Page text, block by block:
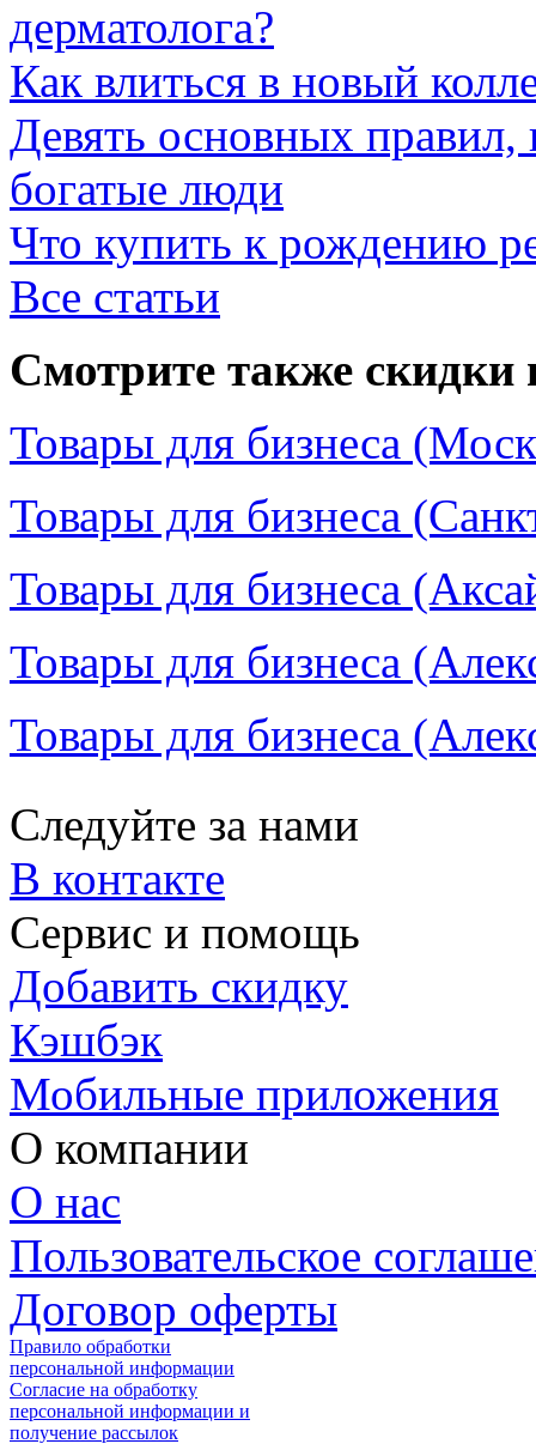
дерматолога?
Как влиться в новый
Девять основных
богатые люди
Что купить к рождению
Все статьи
Смотрите также скидки
Товары для бизнеса
Товары для бизнеса
Товары для бизнеса
Товары для бизнеса
Товары для бизнеса
Следуйте за нами
В контакте
Сервис и помощь
Добавить скидку
Кэшбэк
Мобильные приложения
О компании
О нас
Пользовательское
Договор оферты
Правило обработки
персональной информации
Согласие на обработку
персональной информации и
получение рассылок